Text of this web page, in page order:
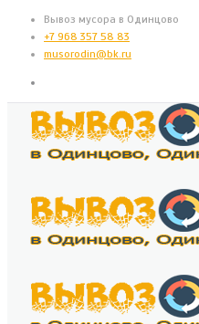
Вывоз мусора в Одинцово
+7 968 357 58 83
musorodin@bk.ru